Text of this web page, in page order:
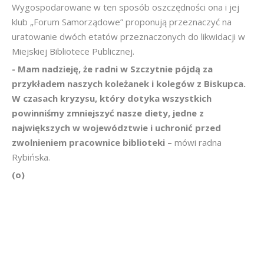
Wygospodarowane w ten sposób oszczędności ona i jej
klub „Forum Samorządowe” proponują przeznaczyć na
uratowanie dwóch etatów przeznaczonych do likwidacji w
Miejskiej Bibliotece Publicznej.
- Mam nadzieję, że radni w Szczytnie pójdą za
przykładem naszych koleżanek i kolegów z Biskupca.
W czasach kryzysu, który dotyka wszystkich
powinniśmy zmniejszyć nasze diety, jedne z
największych w województwie i uchronić przed
zwolnieniem pracownice biblioteki – mówi radna
Rybińska.
(o)